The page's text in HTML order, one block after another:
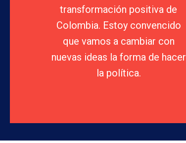
transformación positiva de
Colombia. Estoy convencido
que vamos a cambiar con
nuevas ideas la forma de hacer
la política.